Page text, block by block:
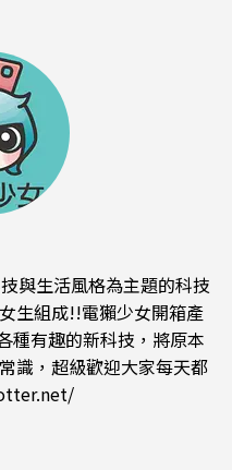
與生活風格為主題的科技
生組成!!電獺少女開箱產
種有趣的新科技，將原本
識，超級歡迎大家每天都